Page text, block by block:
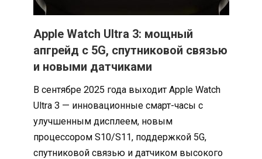
Apple Watch Ultra 3: мощный
апгрейд с 5G, спутниковой связью
и новыми датчиками
В сентябре 2025 года выходит Apple Watch
Ultra 3 — инновационные смарт-часы с
улучшенным дисплеем, новым
процессором S10/S11, поддержкой 5G,
спутниковой связью и датчиком высокого